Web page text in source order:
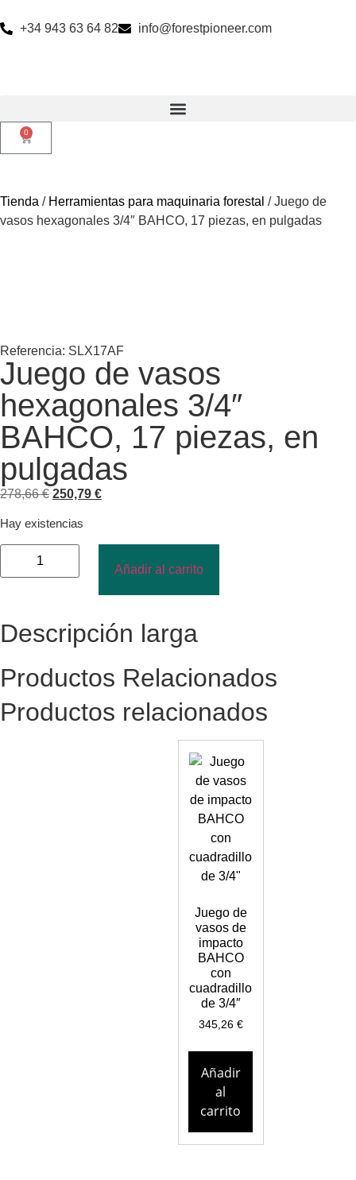
+34 943 63 64 82 info@forestpioneer.com
0
Tienda / Herramientas para maquinaria forestal / Juego de
vasos hexagonales 3/4″ BAHCO, 17 piezas, en pulgadas
Referencia: SLX17AF
Juego de vasos
hexagonales 3/4″
BAHCO, 17 piezas, en
pulgadas
278,66€ 250,79 €
Hay existencias
Añadir al carrito
Descripción larga
Productos Relacionados
Productos relacionados
Juego de
vasos de
impacto
BAHCO
con
cuadradillo
de 3/4″
345,26 €
Añadir
al
carrito